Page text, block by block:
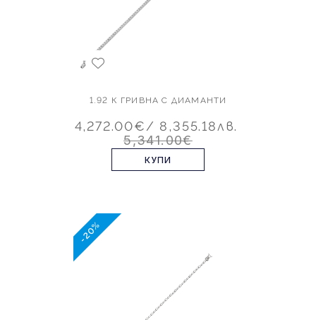
1.92 К ГРИВНА С ДИАМАНТИ
4,272.00€/ 8,355.18лв.
5,341.00€
КУПИ
-20%